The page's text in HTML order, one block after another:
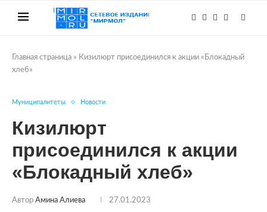
Главная страница » Кизилюрт присоединился к акции «Блокадный
хлеб»
Муниципалитеты Новости
Кизилюрт
присоединился к акции
«Блокадный хлеб»
Автор Амина Алиева 27.01.2023